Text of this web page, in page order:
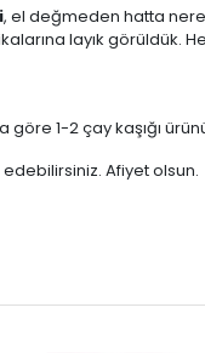
, el değmeden hatta
layık görüldük.
göre 1-2 çay kaşığı
Afiyet olsun.